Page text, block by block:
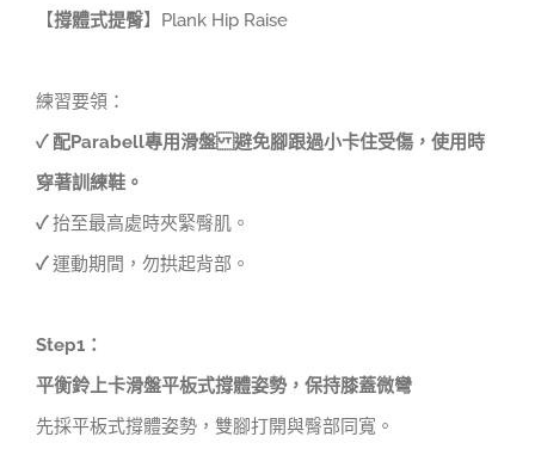
【撐體式提臀】Plank Hip Raise
練習要領：
✓配Parabell專用滑盤 避免腳跟過小卡住受傷，使用時
穿著訓練鞋。
✓抬至最高處時夾緊臀肌。
✓運動期間，勿拱起背部。
Step1 ：
平衡鈴上卡滑盤平板式撐體姿勢，保持膝蓋微彎
先採平板式撐體姿勢，雙腳打開與臀部同寬。